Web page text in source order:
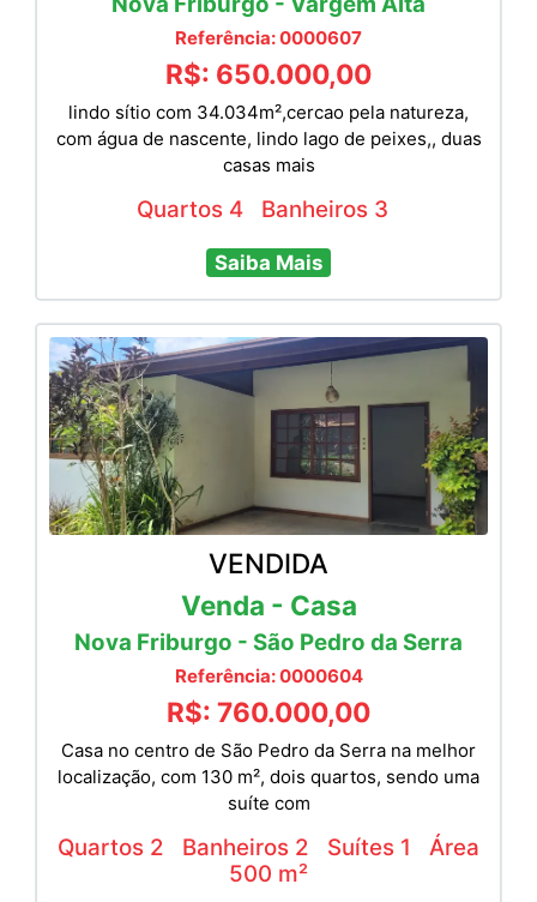
Referência: 0000607
R$: 650.000,00
lindo sítio com 34.034m²,cercao pela natureza,
com água de nascente, lindo lago de peixes,, duas
casas mais
Quartos 4 Banheiros 3
Saiba Mais
VENDIDA
Venda - Casa
Nova Friburgo - São Pedro da Serra
Referência: 0000604
R$: 760.000,00
Casa no centro de São Pedro da Serra na melhor
localização, com 130 m², dois quartos, sendo uma
suíte com
Quartos 2 Banheiros 2 Suítes 1 Área
500 m²